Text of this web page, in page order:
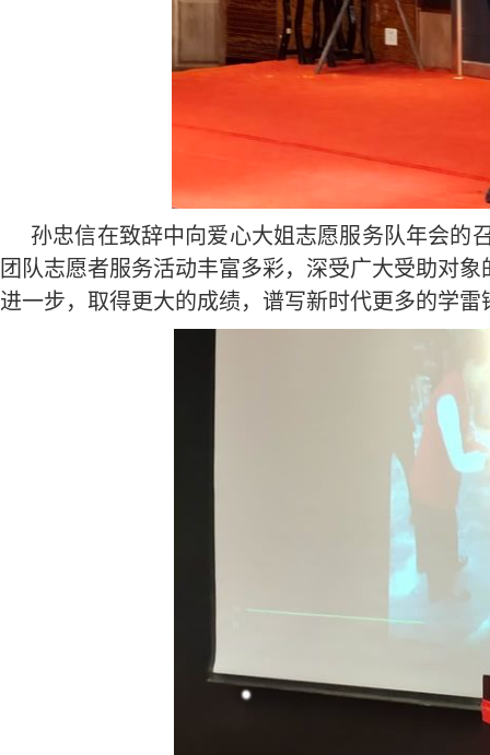
孙忠信在致辞中向爱心大姐志愿服务队年会的
团队志愿者服务活动丰富多彩，深受广大受助对
进一步，取得更大的成绩，谱写新时代更多的学